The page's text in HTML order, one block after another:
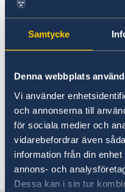
Samtycke
Denna webbplats
Vi använder
och annonserna till
för sociala medier och
vidarebefordrar även
information från din
annons- och
Dessa kan i sin tur
Det innebär att du
inte kan resa ut
måste ha ett giltigt
Läs mer på
In- och
Senast uppdaterad 04